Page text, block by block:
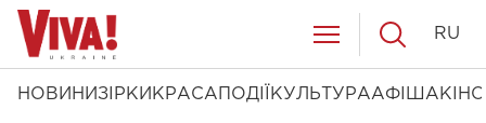
НОВИНИ ЗІРКИ КРАСА ПОДІЇ КУЛЬТУРААФІША КІНО
RU